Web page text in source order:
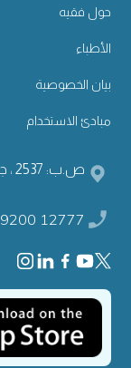
حول فقيه
الأطباء
بيان الخصوصية
مبادئ الاستخدام
ص.ب: 2537 ، جدة: 21461 المملكة العربية السعودية
9200 12777